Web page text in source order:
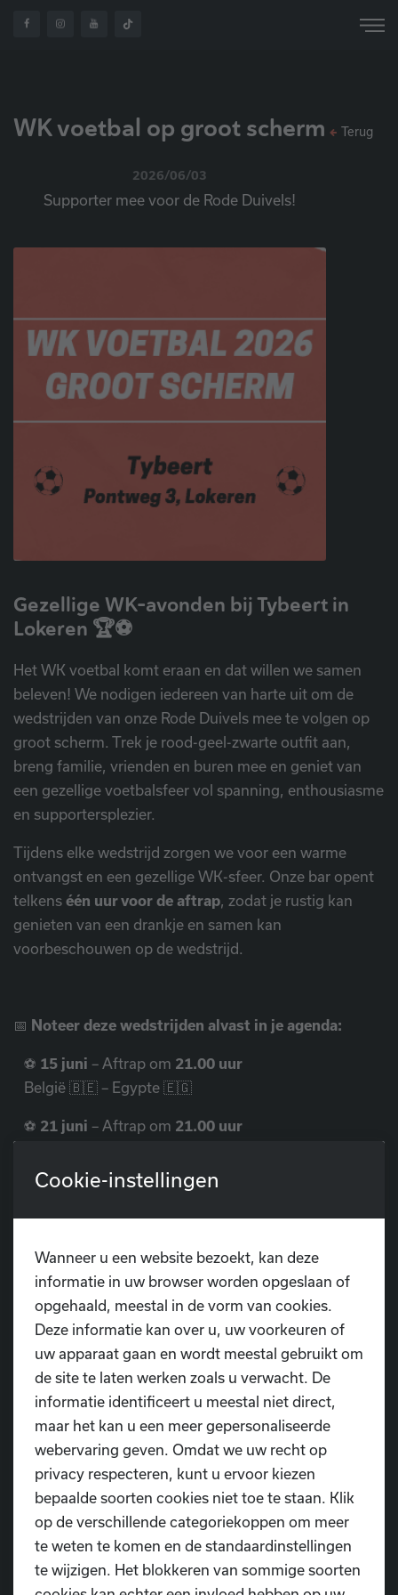
HOME
WK voetbal op groot scherm
2026/06/03
Supporter mee voor de Rode Duivels!
Terug
Gezellige WK-avonden bij Tybeert in
Lokeren 🏆⚽
Het WK voetbal komt eraan en dat willen we samen
beleven! We nodigen iedereen van harte uit om de
wedstrijden van onze Rode Duivels mee te volgen op
groot scherm. Trek je rood-geel-zwarte outfit aan,
breng familie, vrienden en buren mee en geniet van
een gezellige voetbalsfeer vol spanning, enthousiasme
en supportersplezier.
Tijdens elke wedstrijd zorgen we voor een warme
ontvangst en een gezellige WK-sfeer. Onze bar opent
telkens één uur voor de aftrap, zodat je rustig kan
genieten van een drankje en samen kan
voorbeschouwen op de wedstrijd.
📅 Noteer deze wedstrijden alvast in je agenda:
⚽ 15 juni – Aftrap om 21.00 uur
België 🇧🇪 – Egypte 🇪🇬
⚽ 21 juni – Aftrap om 21.00 uur
⚽27 juni– Aftrap om 05.00 uur
Locatie:
Pontweg 3
9160 Lokeren
Kom samen met ons supporteren voor de Rode
Duivels en beleef de spanning van het WK op groot
scherm. We kijken ernaar uit om er samen een
onvergetelijke voetbalbeleving van te maken!
Iedereen welkom!🔴🟡⚫️
Cookie-instellingen
Wanneer u een website bezoekt, kan deze
informatie in uw browser worden opgeslaan of
opgehaald, meestal in de vorm van cookies.
Deze informatie kan over u, uw voorkeuren of
uw apparaat gaan en wordt meestal gebruikt om
de site te laten werken zoals u verwacht. De
informatie identificeert u meestal niet direct,
maar het kan u een meer gepersonaliseerde
webervaring geven. Omdat we uw recht op
privacy respecteren, kunt u ervoor kiezen
bepaalde soorten cookies niet toe te staan. Klik
op de verschillende categoriekoppen om meer
te weten te komen en de standaardinstellingen
te wijzigen. Het blokkeren van sommige soorten
Heb je nog vragen?